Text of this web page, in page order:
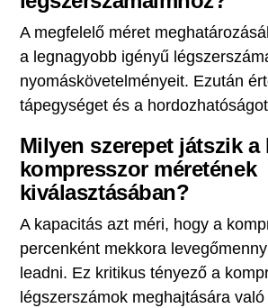
A megfelelő méret
a legnagyobb igényű
nyomáskövetelményeit. Ezután
tápegységet és a
Milyen szerepet játszik a
kompresszor méretének
kiválasztásában?
A kapacitás azt méri, hogy a
percenként mekkora
leadni. Ez kritikus tényező a
légszerszámok meghajtására való